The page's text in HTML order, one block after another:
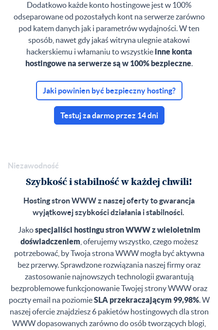
Dodatkowo każde konto hostingowe jest w 100%
odseparowane od pozostałych kont na serwerze zarówno
pod katem danych jak i parametrów wydajności. W ten
sposób, nawet gdy jakaś witryna ulegnie atakowi
hackerskiemu i włamaniu to wszystkieinne konta
hostingowe na serwerze są w 100% bezpieczne.
Jaki powinien być bezpieczny hosting?
Testuj za darmo przez 14 dni
Niezawodność
Szybkość i stabilność w każdej chwili!
Hosting stron WWW z naszej oferty to gwarancja
wyjątkowej szybkości działania i stabilności.
Jakospecjaliści hostingu stron WWW z wieloletnim
doświadczeniem , oferujemy wszystko, czego możesz
potrzebować, by Twoja strona WWW mogła być aktywna
bez przerwy. Sprawdzone rozwiązania naszej firmy oraz
zastosowanie najnowszych technologii gwarantują
bezproblemowe funkcjonowanie Twojej strony WWW oraz
poczty email na poziomieSLA przekraczającym 99,98%. W
naszej ofercie znajdziesz 6 pakietów hostingowych dla stron
WWW dopasowanych zarówno do osób tworzących blogi,